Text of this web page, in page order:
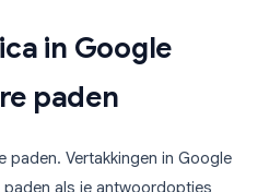
in Google
paden
Vertakkingen in Google
als je antwoordopties